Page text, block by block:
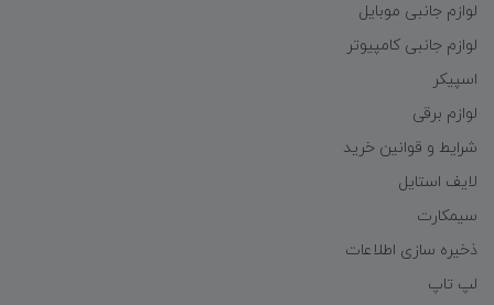
لوازم جانبی موبایل
لوازم جانبی کامپیوتر
اسپیکر
لوازم برقی
شرایط و قوانین خرید
لایف استایل
سیمکارت
ذخیره سازی اطلاعات
لپ تاپ